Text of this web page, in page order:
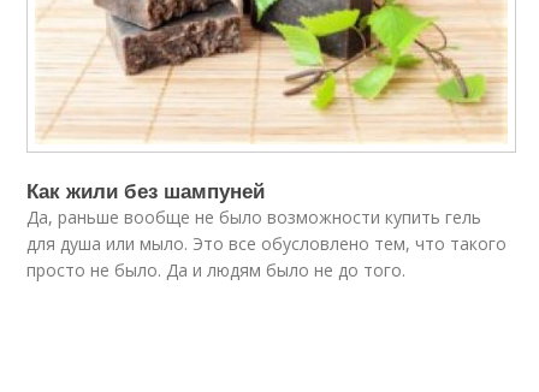
Как жили без шампуней
Да, раньше вообще не было возможности купить гель
для душа или мыло. Это все обусловлено тем, что такого
просто не было. Да и людям было не до того.